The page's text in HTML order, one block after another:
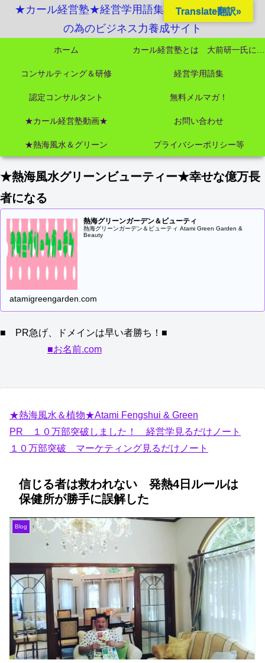
★カール経営塾★経営学用語集起業独立成功MBA
の為のビジネス力養成サイト
ホーム
コンサルティング＆研修 経営学用語集
認定コンサルタント 無料メルマガ！
★カール経営塾動画★ お問い合わせ
★熱海風水＆グリーン プライバシーポリシー等
★熱海風水グリーンビューティー★幸せな億万長
者になる
熱海グリーンガーデン＆ビューティ
熱海グリーンガーデン＆ビューティ Atami Green Garden &
Beauty
atamigreengarden.com
■ PR急げ、ドメインは早い者勝ち！■
■お名前.com
★熱海風水＆植物★Atami Fengshui & Green
PR １０万部突破しました！ 経営学見るだけノート
１０万部突破 マーケティング見るだけノート
信じる者は救われない 発熱4日ルールは
保健所が勝手に誤解した
Blog
Translate翻訳»